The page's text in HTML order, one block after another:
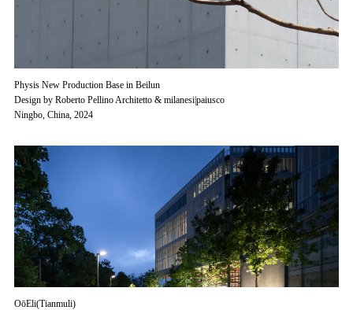
Physis New Production Base in Beilun
Design by Roberto Pellino Architetto & milanesi|paiusco
Ningbo, China, 2024
OōEli(Tianmuli)